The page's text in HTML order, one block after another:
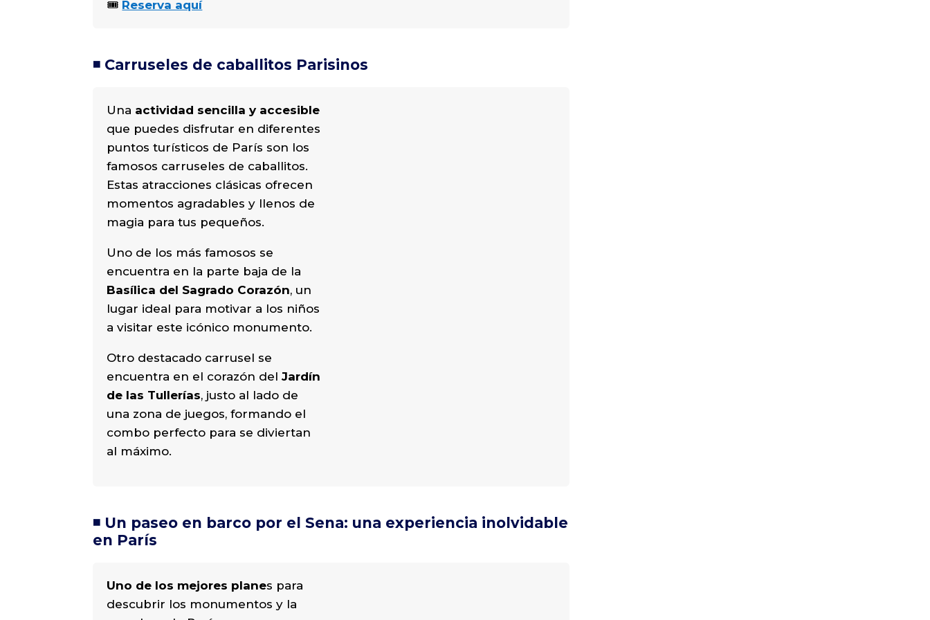
🎟️ Reserva aquí
◾️ Carruseles de caballitos Parisinos
Una actividad sencilla y accesible
que puedes disfrutar en diferentes
puntos turísticos de París son los
famosos carruseles de caballitos.
Estas atracciones clásicas ofrecen
momentos agradables y llenos de
magia para tus pequeños.
Uno de los más famosos se
encuentra en la parte baja de la
Basílica del Sagrado Corazón, un
lugar ideal para motivar a los niños
a visitar este icónico monumento.
Otro destacado carrusel se
encuentra en el corazón delJardín
de las Tullerías, justo al lado de
una zona de juegos, formando el
combo perfecto para se diviertan
al máximo.
◾️ Un paseo en barco por el Sena: una experiencia inolvidable
en París
Uno de los mejores planes para
descubrir los monumentos y la